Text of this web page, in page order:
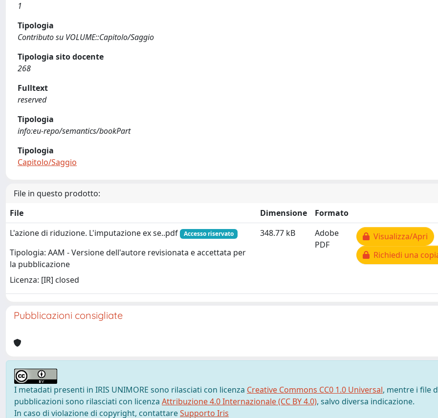
1
Tipologia
Contributo su VOLUME::Capitolo/Saggio
Tipologia sito docente
268
Fulltext
reserved
Tipologia
info:eu-repo/semantics/bookPart
Tipologia
Capitolo/Saggio
File in questo prodotto:
File
Dimensione
Formato
L'azione di riduzione. L'imputazione ex se..pdf
Accesso riservato
Tipologia: AAM - Versione dell'autore revisionata e accettata per
la pubblicazione
Licenza: [IR] closed
348.77 kB
Adobe
PDF
Visualizza/Apri
Richiedi una
Pubblicazioni consigliate
I metadati presenti in IRIS UNIMORE sono rilasciati con licenza Creative Commons CC0 1.0 Universal, mentre i file
pubblicazioni sono rilasciati con licenza Attribuzione 4.0 Internazionale (CC BY 4.0), salvo diversa indicazione.
In caso di violazione di copyright, contattareSupporto Iris